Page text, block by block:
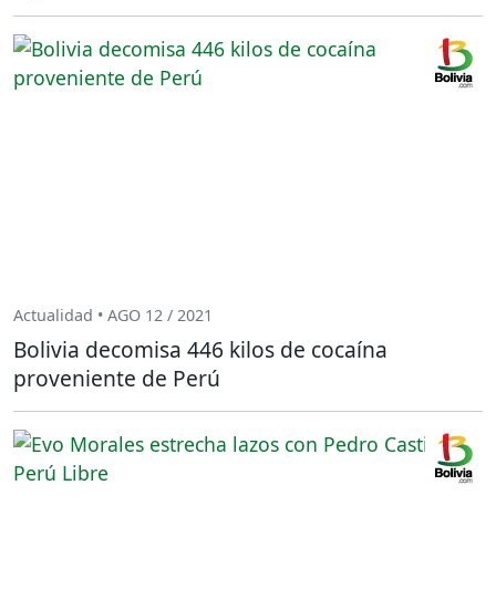
Actualidad • AGO 12 / 2021
Bolivia decomisa 446 kilos de cocaína
proveniente de Perú